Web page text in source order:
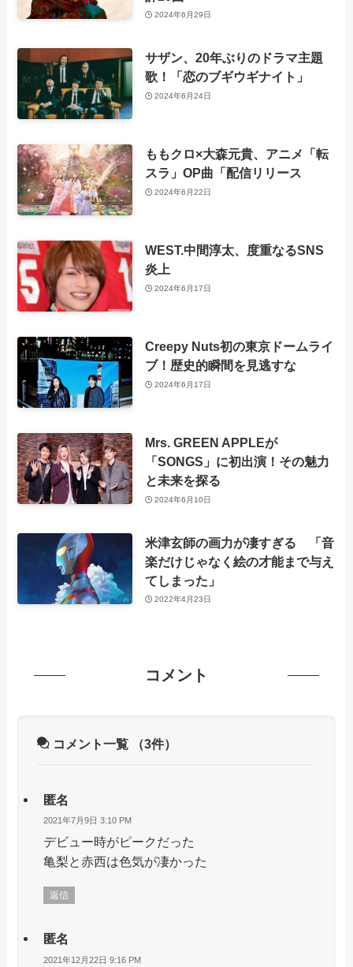
2024年6月29日
サザン、20年ぶりのドラマ主題
歌！「恋のブギウギナイト」
2024年6月24日
ももクロ×大森元貴、アニメ「転
スラ」OP曲「配信リリース
2024年6月22日
WEST.中間淳太、度重なるSNS
炎上
2024年6月17日
Creepy Nuts初の東京ドームライ
ブ！歴史的瞬間を見逃すな
2024年6月17日
Mrs. GREEN APPLEが
「SONGS」に初出演！その魅力
と未来を探る
2024年6月10日
米津玄師の画力が凄すぎる 「音
楽だけじゃなく絵の才能まで与え
てしまった」
2022年4月23日
コメント
コメント一覧 （3件）
匿名
2021年7月9日 3:10 PM
デビュー時がピークだった
亀梨と赤西は色気が凄かった
返信
匿名
2021年12月22日 9:16 PM